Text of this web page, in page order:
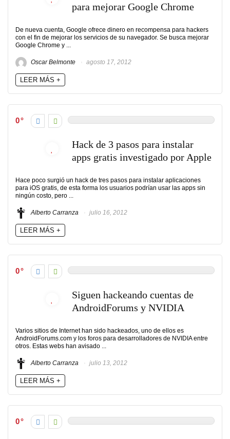
para mejorar Google Chrome
De nueva cuenta, Google ofrece dinero en recompensa para hackers
con el fin de mejorar los servicios de su navegador. Se busca mejorar
Google Chrome y ...
Oscar Belmonte agosto 17, 2012
LEER MÁS +
0
Hack de 3 pasos para instalar
apps gratis investigado por Apple
Hace poco surgió un hack de tres pasos para instalar aplicaciones
para iOS gratis, de esta forma los usuarios podrían usar las apps sin
ningún costo, pero ...
Alberto Carranza julio 16, 2012
LEER MÁS +
0
Siguen hackeando cuentas de
AndroidForums y NVIDIA
Varios sitios de Internet han sido hackeados, uno de ellos es
AndroidForums.com y los foros para desarrolladores de NVIDIA entre
otros. Estas webs han avisado ...
Alberto Carranza julio 13, 2012
LEER MÁS +
0